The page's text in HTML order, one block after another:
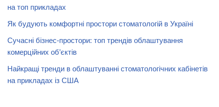
на топ прикладах
Як будують комфортні простори стоматологій в Україні
Сучасні бізнес-простори: топ трендів облаштування
комерційних об’єктів
Найкращі тренди в облаштуванні стоматологічних кабінетів
на прикладах із США